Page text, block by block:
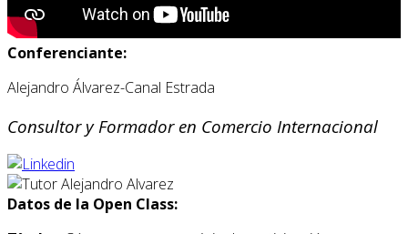
Conferenciante:
Alejandro Álvarez-Canal Estrada
Consultor y Formador en Comercio Internacional
Datos de la Open Class: